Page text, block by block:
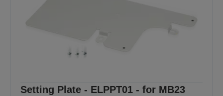
Setting Plate - ELPPT01 - for MB23